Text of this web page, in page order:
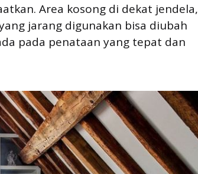
Area kosong di dekat jendela,
jarang digunakan bisa diubah
pada penataan yang tepat dan